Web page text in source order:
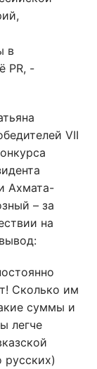
в
PR, -
VII
Ахмата-
– за
на
Сколько им
суммы и
легче
русских)